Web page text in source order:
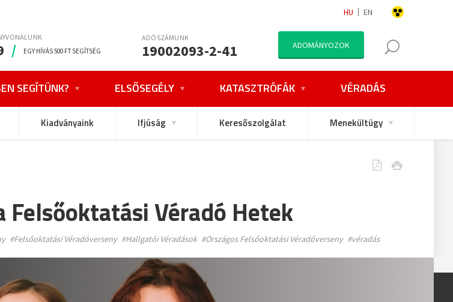
HU EN
/ EGY HÍVÁS 500 FT SEGÍTSÉG
ADÓSZÁMUNK
19002093-2-41 ADOMÁNYOZOK
SEGÍTÜNK? ELSŐSEGÉLY KATASZTRÓFÁK VÉRADÁS
Kiadványaink Ifjúság Keresőszolgálat Menekültügy
Véradó Hetek
#Felsőoktatási Véradóverseny #Hallgatói Véradások #Országos Felsőoktatási Véradóverseny #véradás